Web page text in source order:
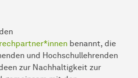
benannt, die
und Hochschullehrenden
zur Nachhaltigkeit zur